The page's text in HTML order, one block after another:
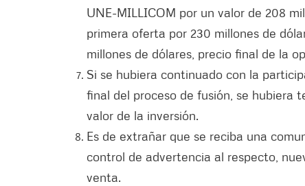
UNE-MILLICOM por un valor de 208
primera oferta por 230 millones de
millones de dólares, precio final de la
Si se hubiera continuado con la
final del proceso de fusión, se hubiera
valor de la inversión.
Es de extrañar que se reciba una
control de advertencia al respecto,
venta.